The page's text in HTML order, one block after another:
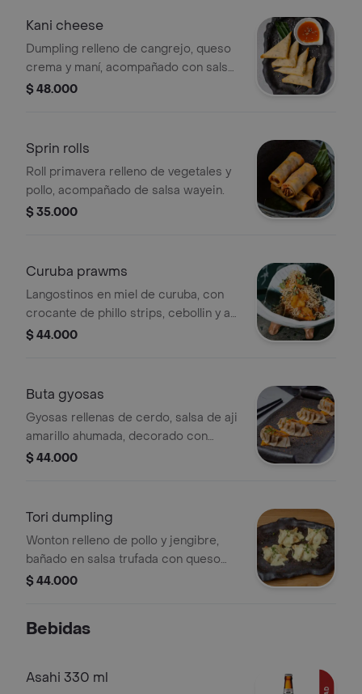
Kani cheese
Dumpling relleno de cangrejo, queso
crema y maní, acompañado con salsa
de rocoto y maracuya.
$ 48.000
Sprin rolls
Roll primavera relleno de vegetales y
pollo, acompañado de salsa wayein.
$ 35.000
Curuba prawms
Langostinos en miel de curuba, con
crocante de phillo strips, cebollin y aji
limo.
$ 44.000
Buta gyosas
Gyosas rellenas de cerdo, salsa de aji
amarillo ahumada, decorado con
togarashi y cilantro
$ 44.000
Tori dumpling
Wonton relleno de pollo y jengibre,
bañado en salsa trufada con queso
parmesano.
$ 44.000
Bebidas
Asahi 330 ml